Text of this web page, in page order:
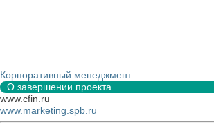
Корпоративный менеджмент
О завершении проекта
www.cfin.ru
www.marketing.spb.ru